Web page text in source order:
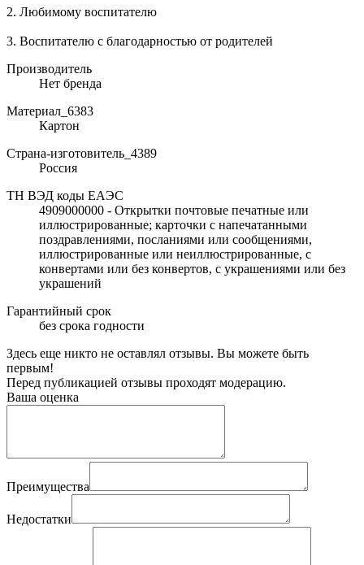
2. Любимому воспитателю
3. Воспитателю с благодарностью от родителей
Производитель
Нет бренда
Материал_6383
Картон
Страна-изготовитель_4389
Россия
ТН ВЭД коды ЕАЭС
4909000000 - Открытки почтовые печатные или
иллюстрированные; карточки с напечатанными
поздравлениями, посланиями или сообщениями,
иллюстрированные или неиллюстрированные, с
конвертами или без конвертов, с украшениями или без
украшений
Гарантийный срок
без срока годности
Здесь еще никто не оставлял отзывы. Вы можете быть
первым!
Перед публикацией отзывы проходят модерацию.
Ваша оценка
Преимущества
Недостатки